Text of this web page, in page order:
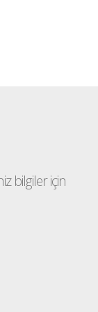
bilgiler için